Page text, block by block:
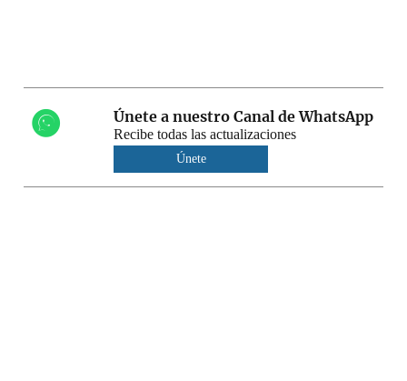
Únete a nuestro Canal de WhatsApp
Recibe todas las actualizaciones
Únete